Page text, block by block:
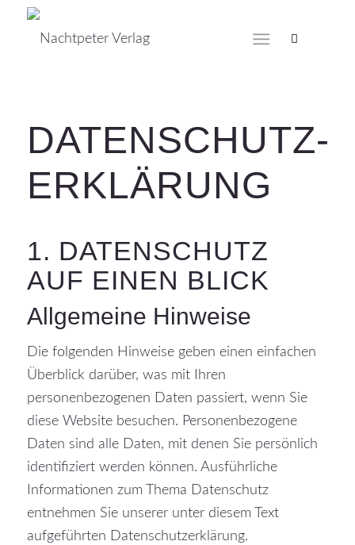
DATENSCHUTZ­
ERKLÄRUNG
1. DATENSCHUTZ
AUF EINEN BLICK
Allgemeine Hinweise
Die folgenden Hinweise geben einen einfachen
Überblick darüber, was mit Ihren
personenbezogenen Daten passiert, wenn Sie
diese Website besuchen. Personenbezogene
Daten sind alle Daten, mit denen Sie persönlich
identifiziert werden können. Ausführliche
Informationen zum Thema Datenschutz
entnehmen Sie unserer unter diesem Text
aufgeführten Datenschutzerklärung.